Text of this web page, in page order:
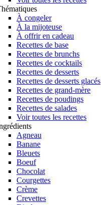
À congeler
À la mijoteuse
À offrir en cadeau
Recettes de base
Recettes de brunchs
Recettes de cocktails
Recettes de desserts
Recettes de desserts glacés
Recettes de grand-mère
Recettes de poudings
Recettes de salades
Voir toutes les recettes
Agneau
Banane
Bleuets
Boeuf
Chocolat
Courgettes
Crème
Crevettes